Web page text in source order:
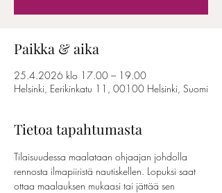
Paikka & aika
25.4.2026 klo 17.00 – 19.00
Helsinki, Eerikinkatu 11, 00100 Helsinki, Suomi
Tietoa tapahtumasta
Tilaisuudessa maalataan ohjaajan johdolla
rennosta ilmapiiristä nautiskellen. Lopuksi saat
ottaa maalauksen mukaasi tai jättää sen